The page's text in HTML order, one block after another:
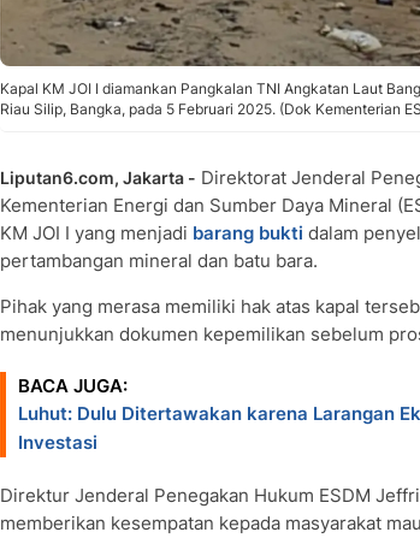
Kapal KM JOI I diamankan Pangkalan TNI Angkatan Laut
Riau Silip, Bangka, pada 5 Februari 2025. (Dok Kementerian
Liputan6.com, Jakarta - Direktorat Jenderal
Kementerian Energi dan Sumber Daya Mineral
KM JOI I yang menjadi barang bukti dalam
pertambangan mineral dan batu bara.
Pihak yang merasa memiliki hak atas kapal
menunjukkan dokumen kepemilikan sebelum
BACA JUGA:
Luhut: Dulu Ditertawakan karena Larangan
Investasi
Direktur Jenderal Penegakan Hukum ESDM
memberikan kesempatan kepada masyarakat